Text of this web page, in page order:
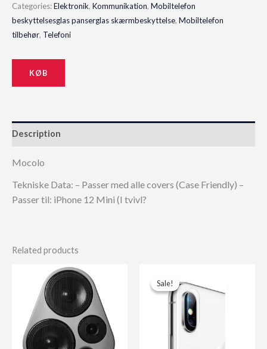
Categories:Elektronik, Kommunikation, Mobiltelefon
beskyttelsesglas panserglas skærmbeskyttelse, Mobiltelefon
tilbehør, Telefoni
KØB
Description
Mocolo
Tekniske Data: – Passer med alle covers (Case Friendly) –
Passer til: iPhone 12 Mini (I tvivl?
Related products
Sale!
Sale!